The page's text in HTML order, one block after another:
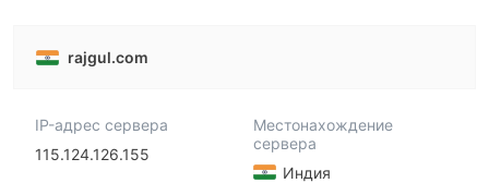
rajgul.com
IP-адрес сервера
115.124.126.155
Местонахождение
сервера
Индия